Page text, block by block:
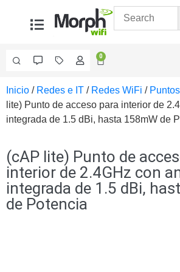
0
Videovigilancia
Accesorios
Generales
Ethernet y
FibraAccesorios
para
Computadora
y
Inicio / Redes e IT / Redes WiFi /
lite) Punto de acceso para interior de
integrada de 1.5 dBi, hasta 158mW de
(cAP lite) Punto de
interior de 2.4GHz con
integrada de 1.5 dBi,
de Potencia